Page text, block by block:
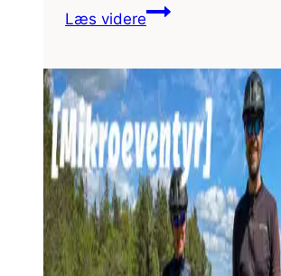
Læs videreCykeltur,
Immeln,
Kristianstad
og
retur
[Mikroeventyr]
(film)